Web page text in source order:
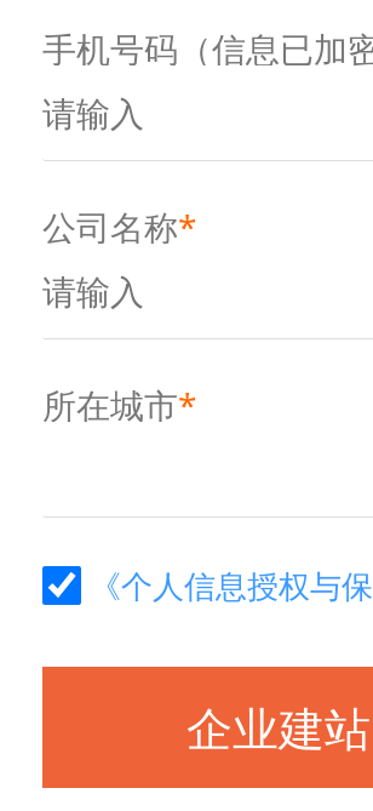
手机号码（信息已加密
公司名称*
所在城市*
《个人信息授权与
企业建